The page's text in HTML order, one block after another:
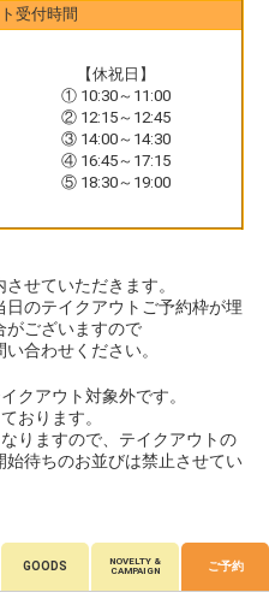
受付時間
【休祝日】
① 10:30～11:00
② 12:15～12:45
③ 14:00～14:30
④ 16:45～17:15
⑤ 18:30～19:00
せていただきます。
のテイクアウトご予約枠が埋
がございますので
合わせください。
クアウト対象外です。
おります。
りますので、テイクアウトの
待ちのお並びは禁止させてい
GOODS
NOVELTY &
CAMPAIGN
ご予約